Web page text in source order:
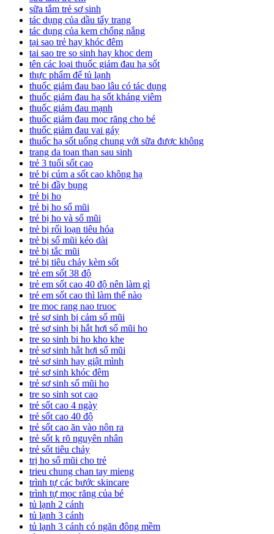
sữa tắm trẻ sơ sinh
tác dụng của dầu tẩy trang
tác dụng của kem chống nắng
tại sao trẻ hay khóc đêm
tai sao tre so sinh hay khoc dem
tên các loại thuốc giảm đau hạ sốt
thực phẩm để tủ lạnh
thuốc giảm đau bao lâu có tác dụng
thuốc giảm đau hạ sốt kháng viêm
thuốc giảm đau mạnh
thuốc giảm đau mọc răng cho bé
thuốc giảm đau vai gáy
thuốc hạ sốt uống chung với sữa được không
trang da toan than sau sinh
trẻ 3 tuổi sốt cao
trẻ bị cúm a sốt cao không hạ
trẻ bị đầy bụng
trẻ bị ho
trẻ bị ho sổ mũi
trẻ bị ho và sổ mũi
trẻ bị rối loạn tiêu hóa
trẻ bị sổ mũi kéo dài
trẻ bị tắc mũi
trẻ bị tiêu chảy kèm sốt
trẻ em sốt 38 độ
trẻ em sốt cao 40 độ nên làm gì
trẻ em sốt cao thì làm thế nào
tre moc rang nao truoc
trẻ sơ sinh bị cảm sổ mũi
trẻ sơ sinh bị hắt hơi sổ mũi ho
tre so sinh bi ho kho khe
trẻ sơ sinh hắt hơi sổ mũi
trẻ sơ sinh hay giật mình
trẻ sơ sinh khóc đêm
trẻ sơ sinh sổ mũi ho
tre so sinh sot cao
trẻ sốt cao 4 ngày
trẻ sốt cao 40 độ
trẻ sốt cao ăn vào nôn ra
trẻ sốt k rõ nguyên nhân
trẻ sốt tiêu chảy
trị ho sổ mũi cho trẻ
trieu chung chan tay mieng
trình tự các bước skincare
trình tự mọc răng của bé
tủ lạnh 2 cánh
tủ lạnh 3 cánh
tủ lạnh 3 cánh có ngăn đông mềm